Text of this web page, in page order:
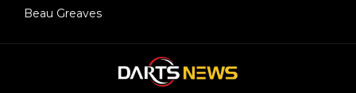
Beau Greaves